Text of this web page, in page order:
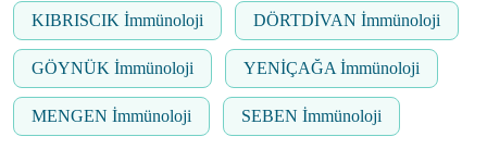
KIBRISCIK İmmünoloji DÖRTDİVAN İmmünoloji
GÖYNÜK İmmünoloji YENİÇAĞA İmmünoloji
MENGEN İmmünoloji SEBEN İmmünoloji